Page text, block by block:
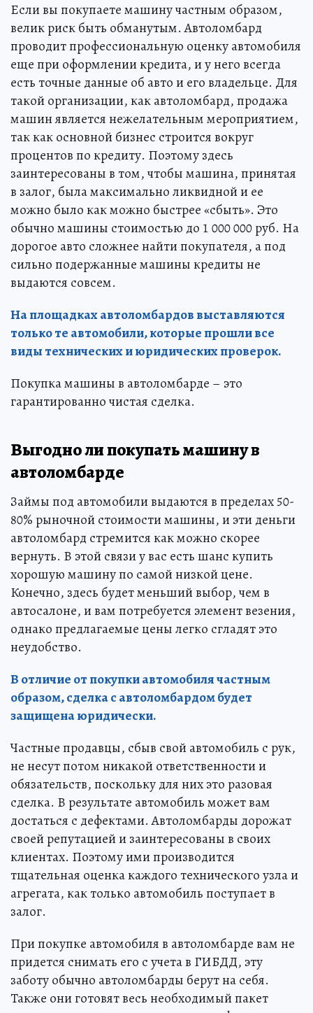
Если вы покупаете машину частным образом,
велик риск быть обманутым. Автоломбард
проводит профессиональную оценку автомобиля
еще при оформлении кредита, и у него всегда
есть точные данные об авто и его владельце. Для
такой организации, как автоломбард, продажа
машин является нежелательным мероприятием,
так как основной бизнес строится вокруг
процентов по кредиту. Поэтому здесь
заинтересованы в том, чтобы машина, принятая
в залог, была максимально ликвидной и ее
можно было как можно быстрее «сбыть». Это
обычно машины стоимостью до 1 000 000 руб. На
дорогое авто сложнее найти покупателя, а под
сильно подержанные машины кредиты не
выдаются совсем.
На площадках автоломбардов выставляются
только те автомобили, которые прошли все
виды технических и юридических проверок.
Покупка машины в автоломбарде – это
гарантированно чистая сделка.
Выгодно ли покупать машину в
автоломбарде
Займы под автомобили выдаются в пределах 50-
80% рыночной стоимости машины, и эти деньги
автоломбард стремится как можно скорее
вернуть. В этой связи у вас есть шанс купить
хорошую машину по самой низкой цене.
Конечно, здесь будет меньший выбор, чем в
автосалоне, и вам потребуется элемент везения,
однако предлагаемые цены легко сгладят это
неудобство.
В отличие от покупки автомобиля частным
образом, сделка с автоломбардом будет
защищена юридически.
Частные продавцы, сбыв свой автомобиль с рук,
не несут потом никакой ответственности и
обязательств, поскольку для них это разовая
сделка. В результате автомобиль может вам
достаться с дефектами. Автоломбарды дорожат
своей репутацией и заинтересованы в своих
клиентах. Поэтому ими производится
тщательная оценка каждого технического узла и
агрегата, как только автомобиль поступает в
залог.
При покупке автомобиля в автоломбарде вам не
придется снимать его с учета в ГИБДД, эту
заботу обычно автоломбарды берут на себя.
Также они готовят весь необходимый пакет